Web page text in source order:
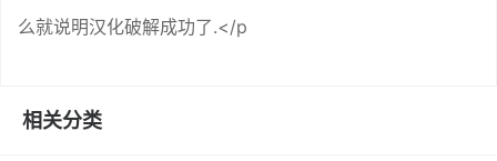
么就说明汉化破解成功了.</p
相关分类